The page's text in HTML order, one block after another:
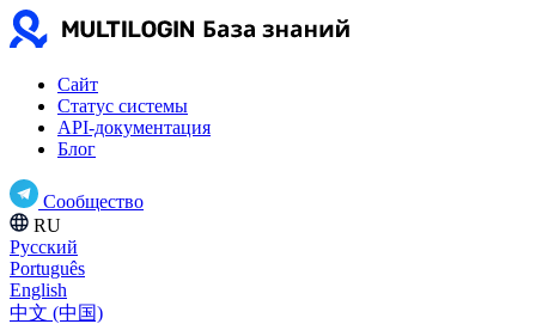
Сайт
Статус системы
API-документация
Блог
Сообщество
RU
Русский
Português
English
中文 (中国)